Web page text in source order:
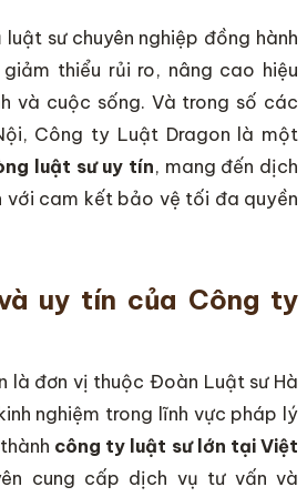
sư chuyên nghiệp đồng hành
thiểu rủi ro, nâng cao hiệu
và cuộc sống. Và trong số các
Công ty Luật Dragon là một
luật sư uy tín, mang đến dịch
với cam kết bảo vệ tối đa quyền
uy tín của Công ty
là đơn vị thuộc Đoàn Luật sư Hà
nghiệm trong lĩnh vực pháp lý
công ty luật sư lớn tại Việt
cung cấp dịch vụ tư vấn và